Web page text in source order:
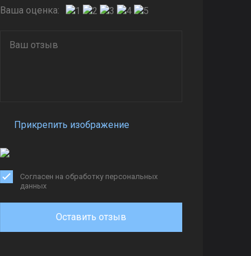
Ваша оценка:
Прикрепить изображение
Согласен на обработку персональных
данных
Оставить отзыв